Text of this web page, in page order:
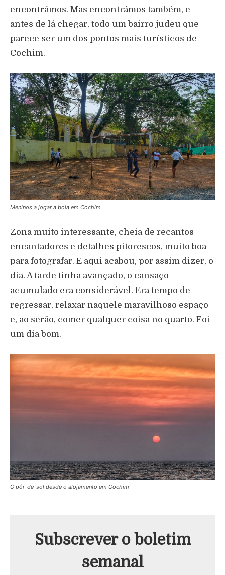
encontrámos. Mas encontrámos também, e
antes de lá chegar, todo um bairro judeu que
parece ser um dos pontos mais turísticos de
Cochim.
Meninos a jogar à bola em Cochim
Zona muito interessante, cheia de recantos
encantadores e detalhes pitorescos, muito boa
para fotografar. E aqui acabou, por assim dizer, o
dia. A tarde tinha avançado, o cansaço
acumulado era considerável. Era tempo de
regressar, relaxar naquele maravilhoso espaço
e, ao serão, comer qualquer coisa no quarto. Foi
um dia bom.
O pôr-de-sol desde o alojamento em Cochim
Subscrever o boletim
semanal